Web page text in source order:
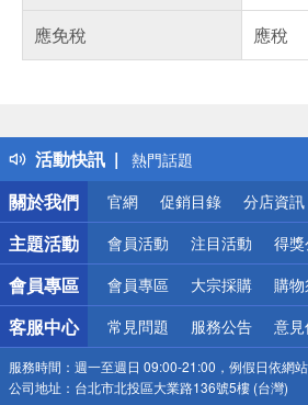
應免稅
應稅
活動快訊
得獎公告
熱門話題
銀行優惠
偏遠地區配送
詐騙網頁！請小心！
關於我們
官網 促銷目錄 分店資訊
主題活動 會員活動 注目活動 得
會員專區 會員專區 大宗採購 購
客服中心 常見問題 服務公告 意
服務時間： 週一至週日 09:00-21:00，例假日依網
公司地址： 台北市北投區大業路136號5樓 (台灣)